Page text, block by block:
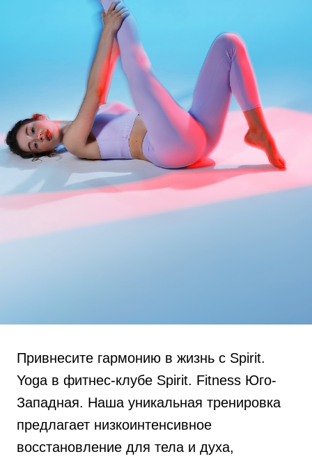
НОВОСТИ
Привнесите гармонию в жизнь с Spirit.
Yoga в фитнес-клубе Spirit. Fitness Юго-
Западная. Наша уникальная тренировка
предлагает низкоинтенсивное
восстановление для тела и духа,